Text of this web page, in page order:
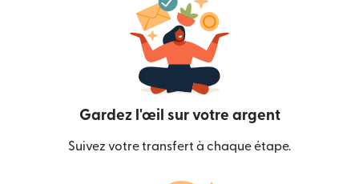
Gardez l'œil sur votre argent
Suivez votre transfert à chaque étape.